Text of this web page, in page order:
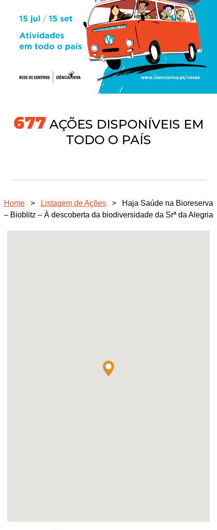
718AÇÕES DISPONÍVEIS EM
TODO O PAÍS
Home > Listagem de Ações >
Haja Saúde na Bioreserva
– Bioblitz – À descoberta da biodiversidade da Srª da Alegria